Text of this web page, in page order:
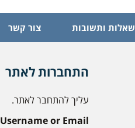
שאלות ותשובות צור קשר
התחברות לאתר
עליך להתחבר לאתר.
Username or Email